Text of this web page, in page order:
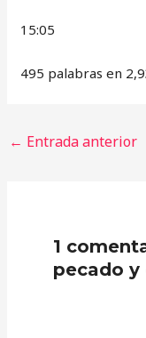
15:05
495 palabras en
← Entrada anterior
1
pecado y